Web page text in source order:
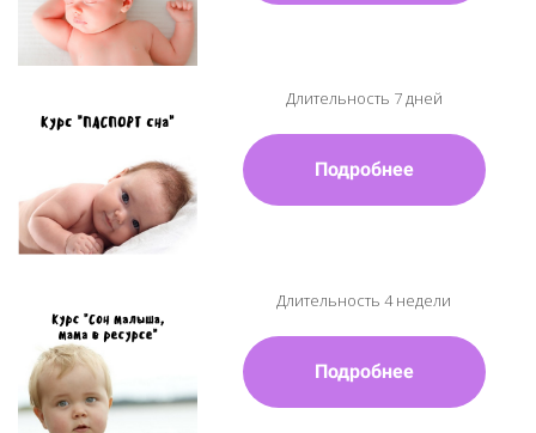
Длительность 7 дней
Подробнее
Длительность 4 недели
Подробнее